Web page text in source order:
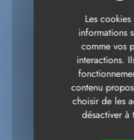
Les
informations
comme vos
interactions.
contenu
choisir de les
désactiver à